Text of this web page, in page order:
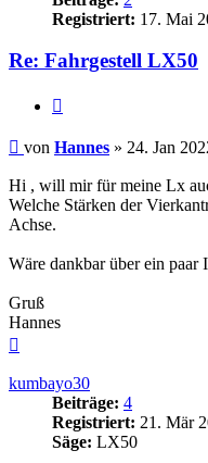
Registriert: 17. Mai
Re: Fahrgestell LX50
Beitrag
von Hannes » 24. Jan
Hi , will mir für meine Lx
Welche Stärken der
Achse.
Wäre dankbar über ein paar
Gruß
Hannes
kumbayo30
Beiträge: 4
Registriert: 21. Mär
Säge: LX50